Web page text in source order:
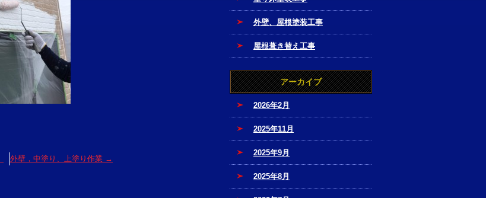
外壁，中塗り、上塗り作業 →
外壁、屋根塗装工事
屋根葺き替え工事
アーカイブ
2026年2月
2025年11月
2025年9月
2025年8月